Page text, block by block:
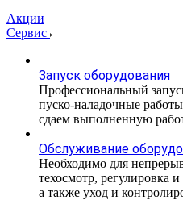
Акции
Сервис
Запуск оборудования
Профессиональный
пуско-наладочные
сдаем выполненную
Обслуживание
Необходимо для
техосмотр, регулировка
а также уход и